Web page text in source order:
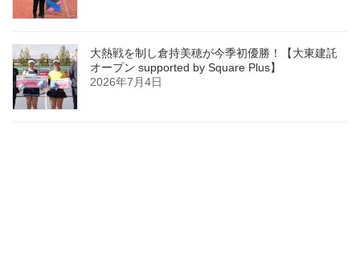
大熱戦を制し倉持美穂が今季初優勝！【大東建託
オープン supported by Square Plus】
2026年7月4日